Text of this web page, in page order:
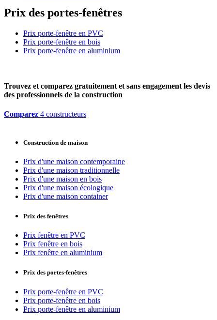
Prix des portes-fenêtres
Prix porte-fenêtre en PVC
Prix porte-fenêtre en bois
Prix porte-fenêtre en aluminium
Trouvez et comparez gratuitement et sans engagement les devis
des professionnels de la construction
Comparez 4 constructeurs
Construction de maison
Prix d'une maison contemporaine
Prix d'une maison traditionnelle
Prix d'une maison en bois
Prix d'une maison écologique
Prix d'une maison container
Prix des fenêtres
Prix fenêtre en PVC
Prix fenêtre en bois
Prix fenêtre en aluminium
Prix des portes-fenêtres
Prix porte-fenêtre en PVC
Prix porte-fenêtre en bois
Prix porte-fenêtre en aluminium